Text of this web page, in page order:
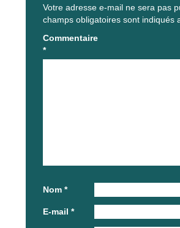
Votre adresse e-mail ne sera pas
champs obligatoires sont indiqués
Commentaire
*
Nom *
E-mail *